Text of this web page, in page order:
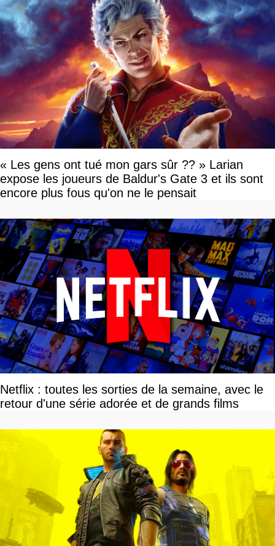
« Les gens ont tué mon gars sûr ?? » Larian
expose les joueurs de Baldur's Gate 3 et ils sont
encore plus fous qu'on ne le pensait
Netflix : toutes les sorties de la semaine, avec le
retour d'une série adorée et de grands films